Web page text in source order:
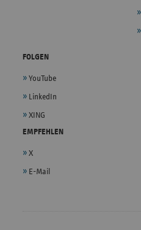
FOLGEN
YouTube
LinkedIn
XING
EMPFEHLEN
X
E-Mail